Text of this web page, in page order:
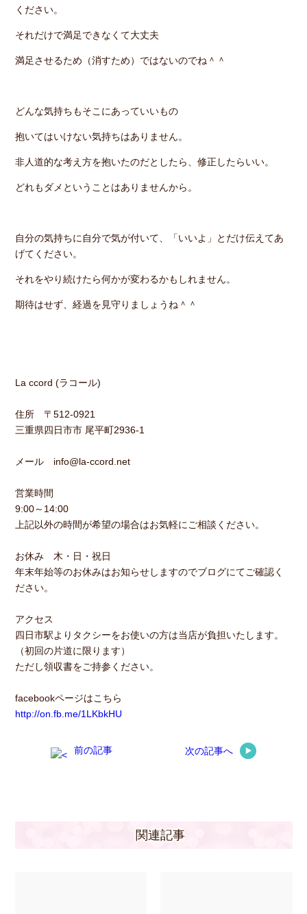
ください。
それだけで満足できなくて大丈夫
満足させるため（消すため）ではないのでね＾＾
どんな気持ちもそこにあっていいもの
抱いてはいけない気持ちはありません。
非人道的な考え方を抱いたのだとしたら、修正したらいい。
どれもダメということはありませんから。
自分の気持ちに自分で気が付いて、「いいよ」とだけ伝えてあ
げてください。
それをやり続けたら何かが変わるかもしれません。
期待はせず、経過を見守りましょうね＾＾
La ccord (ラコール)
住所 〒512-0921
三重県四日市市 尾平町2936-1
メール info@la-ccord.net
営業時間
9:00～14:00
上記以外の時間が希望の場合はお気軽にご相談ください。
お休み 木・日・祝日
年末年始等のお休みはお知らせしますのでブログにてご確認く
ださい。
アクセス
四日市駅よりタクシーをお使いの方は当店が負担いたします。
（初回の片道に限ります）
ただし領収書をご持参ください。
facebookページはこちら
http://on.fb.me/1LKbkHU
前の記事 次の記事へ
関連記事